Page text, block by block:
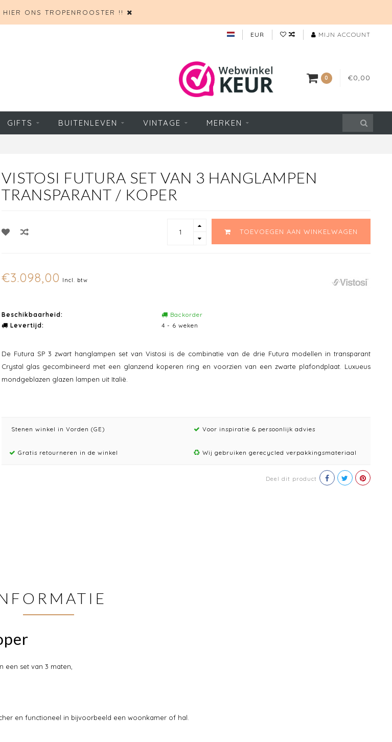
ONS TROPENROOSTER !!
EUR MIJN ACCOUNT
0 €0,00
GIFTS BUITENLEVEN VINTAGE MERKEN
VISTOSI FUTURA SET VAN 3 HANGLAMPEN
TRANSPARANT / KOPER
TOEVOEGEN AAN WINKELWAGEN
€3.098,00 Incl. btw
Beschikbaarheid:
Backorder
Levertijd:
4 - 6 weken
De Futura SP 3 zwart hanglampen set van Vistosi is de combinatie van de drie Futura modellen in transparant
Crystal glas gecombineerd met een glanzend koperen ring en voorzien van een zwarte plafondplaat. Luxueus
mondgeblazen glazen lampen uit Italië.
Stenen winkel in Vorden (GE) Voor inspiratie & persoonlijk advies
Gratis retourneren in de winkel Wij gebruiken gerecycled verpakkingsmateriaal
Deel dit product
een set van 3 maten,
en functioneel in bijvoorbeeld een woonkamer of hal.